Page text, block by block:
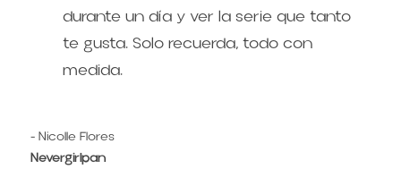
durante un día y ver la serie que tanto
te gusta. Solo recuerda, todo con
medida.
- Nicolle Flores
Nevergirlpan